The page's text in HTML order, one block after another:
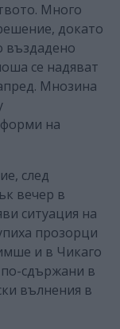
Много
докато
въздадено
се надяват
Мнозина
на
след
вечер в
ситуация на
прозорци
и в Чикаго
сдържани в
вълнения в